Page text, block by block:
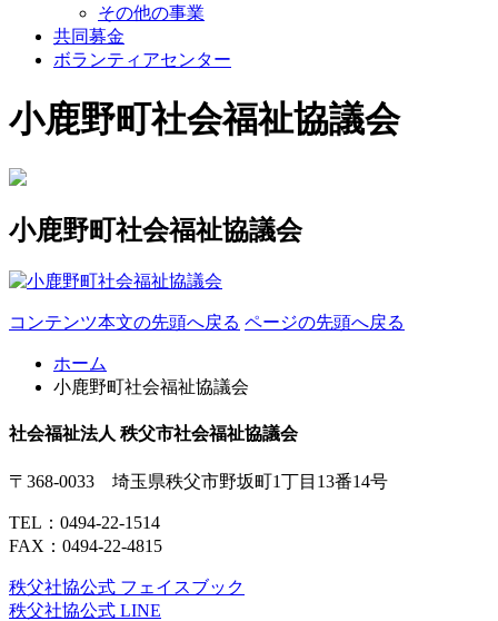
その他の事業
共同募金
ボランティアセンター
小鹿野町社会福祉協議会
小鹿野町社会福祉協議会
コンテンツ本文の先頭へ戻る ページの先頭へ戻る
ホーム
小鹿野町社会福祉協議会
社会福祉法人 秩父市社会福祉協議会
〒368-0033 埼玉県秩父市野坂町1丁目13番14号
TEL： 0494-22-1514
FAX：0494-22-4815
秩父社協公式 フェイスブック
秩父社協公式 LINE